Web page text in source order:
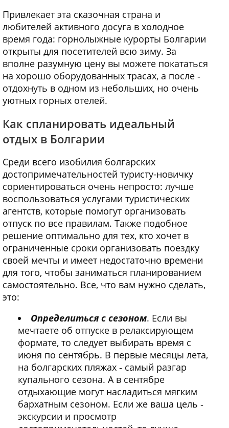
Привлекает эта сказочная страна и
любителей активного досуга в холодное
время года: горнолыжные курорты Болгарии
открыты для посетителей всю зиму. За
вполне разумную цену вы можете покататься
на хорошо оборудованных трасах, а после ‑
отдохнуть в одном из небольших, но очень
уютных горных отелей.
Как спланировать идеальный
отдых в Болгарии
Среди всего изобилия болгарских
достопримечательностей туристу-новичку
сориентироваться очень непросто: лучше
воспользоваться услугами туристических
агентств, которые помогут организовать
отпуск по все правилам. Также подобное
решение оптимально для тех, кто хочет в
ограниченные сроки организовать поездку
своей мечты и имеет недостаточно времени
для того, чтобы заниматься планированием
самостоятельно. Все, что вам нужно сделать,
это:
Определиться с сезоном. Если вы
мечтаете об отпуске в релаксирующем
формате, то следует выбирать время с
июня по сентябрь. В первые месяцы лета,
на болгарских пляжах ‑ самый разгар
купального сезона. А в сентябре
отдыхающие могут насладиться мягким
бархатным сезоном. Если же ваша цель ‑
экскурсии и просмотр